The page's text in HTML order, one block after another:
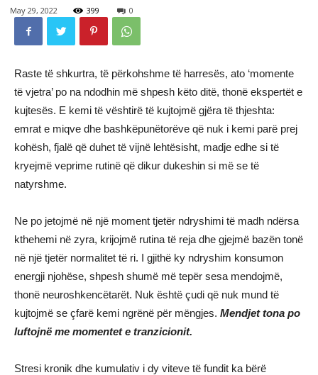
May 29, 2022 399 0
Raste të shkurtra, të përkohshme të harresës, ato ‘momente
të vjetra’ po na ndodhin më shpesh këto ditë, thonë ekspertët e
kujtesës. E kemi të vështirë të kujtojmë gjëra të thjeshta:
emrat e miqve dhe bashkëpunëtorëve që nuk i kemi parë prej
kohësh, fjalë që duhet të vijnë lehtësisht, madje edhe si të
kryejmë veprime rutinë që dikur dukeshin si më se të
natyrshme.
Ne po jetojmë në një moment tjetër ndryshimi të madh ndërsa
kthehemi në zyra, krijojmë rutina të reja dhe gjejmë bazën tonë
në një tjetër normalitet të ri. I gjithë ky ndryshim konsumon
energji njohëse, shpesh shumë më tepër sesa mendojmë,
thonë neuroshkencëtarët. Nuk është çudi që nuk mund të
kujtojmë se çfarë kemi ngrënë për mëngjes. Mendjet tona po
luftojnë me momentet e tranzicionit.
Stresi kronik dhe kumulativ i dy viteve të fundit ka bërë